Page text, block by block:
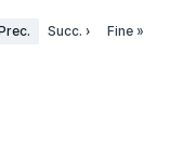
Succ. › Fine »